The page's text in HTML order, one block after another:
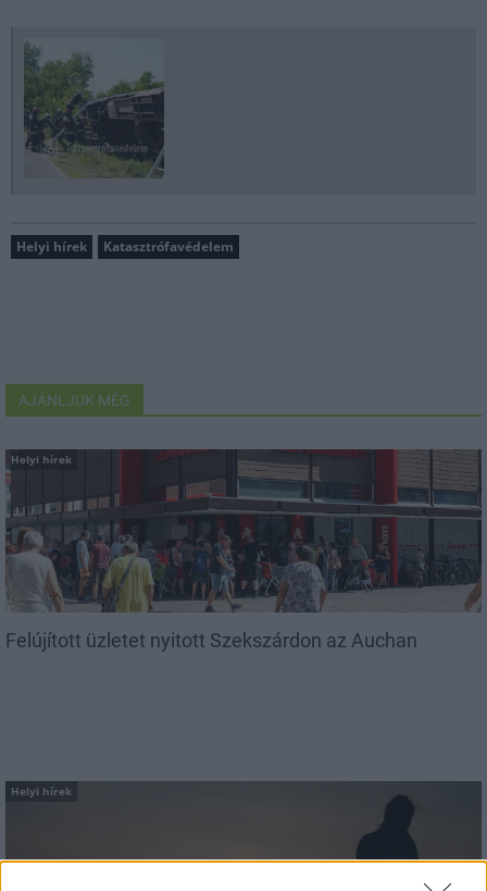
Helyi hírek Katasztrófavédelem
AJÁNLJUK MÉG
Helyi hírek
Felújított üzletet nyitott Szekszárdon az Auchan
Helyi hírek